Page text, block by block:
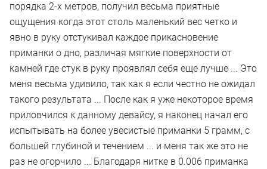
порядка 2-х метров, получил весьма приятные
ощущения когда этот столь маленький вес четко и
явно в руку отстукивал каждое прикасновение
приманки о дно, различая мягкие поверхности от
камней где стук в руку проявлял себя еще лучше ... Это
меня весьма удивило, так как я если честно не ожидал
такого результата ... После как я уже некоторое время
приловчился к данному девайсу, я наконец начал его
испытывать на более увесистые приманки 5 грамм, с
большей глубиной и течением ... и меня так же это не
раз не огорчило ... Благодаря нитке в 0.006 приманка